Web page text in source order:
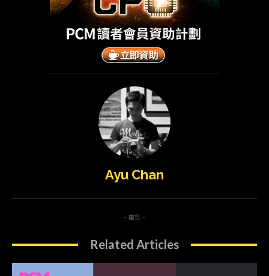
Ayu Chan
- 廣告 -
Related Articles